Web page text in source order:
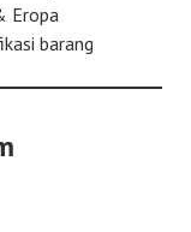
Eropa
barang